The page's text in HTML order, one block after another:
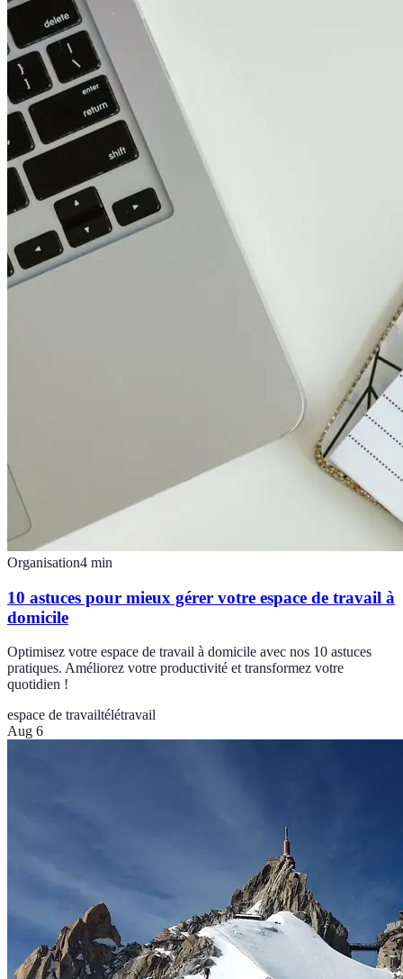
Organisation4 min
10 astuces pour mieux gérer votre espace de travail à
domicile
Optimisez votre espace de travail à domicile avec nos 10 astuces
pratiques. Améliorez votre productivité et transformez votre
quotidien !
espace de travailtélétravail
Aug 6